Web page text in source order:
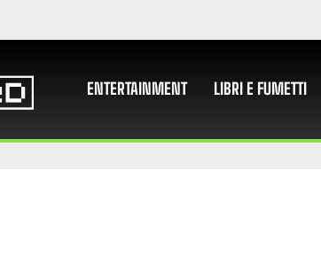
ENTERTAINMENT LIBRI E FUMETTI